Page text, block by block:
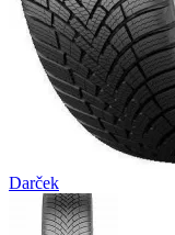
Darček